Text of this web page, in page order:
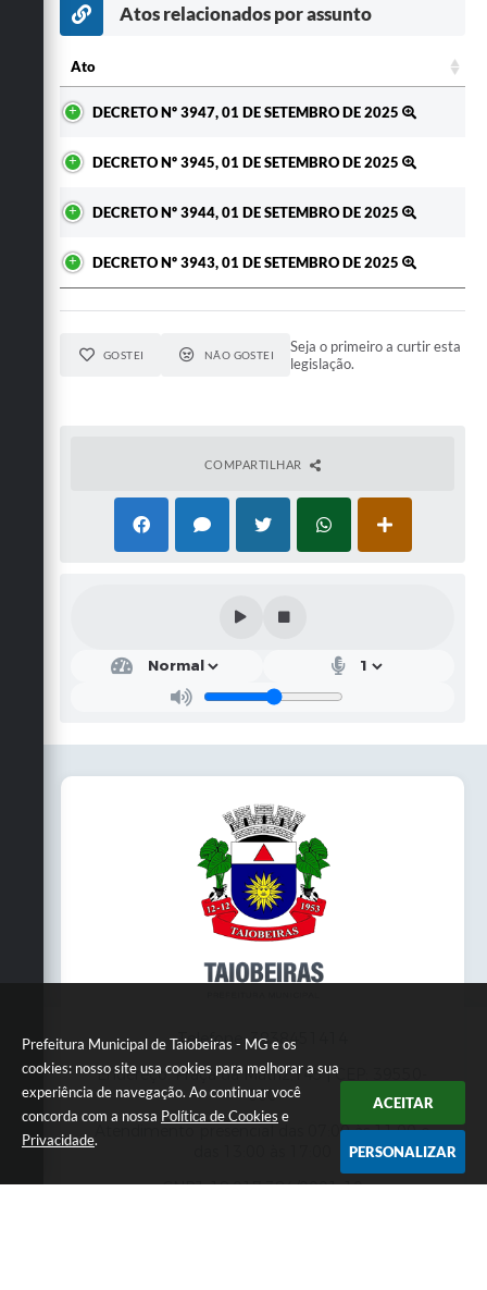
Prefeitura Municipal de Taiobeiras - MG e os
cookies: nosso site usa cookies para melhorar a sua
experiência de navegação. Ao continuar você
concorda com a nossa Política de Cookies e
Privacidade.
ACEITAR
PERSONALIZAR
Atos relacionados por assunto
Ato
DECRETO Nº 3947, 01 DE SETEMBRO DE 2025
DECRETO Nº 3945, 01 DE SETEMBRO DE 2025
DECRETO Nº 3944, 01 DE SETEMBRO DE 2025
DECRETO Nº 3943, 01 DE SETEMBRO DE 2025
GOSTEI NÃO GOSTEI
Seja o primeiro a curtir esta
legislação.
COMPARTILHAR
Telefone: 3838451414
Endereço: Praça da Matriz,145 | CEP: 39550-
000
Atendimento presencial das 07:00 às 11:00 e
CNPJ: 18.017.384/0001-10